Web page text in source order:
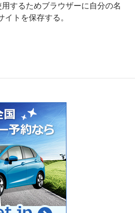
するためブラウザーに自分の名
トを保存する。